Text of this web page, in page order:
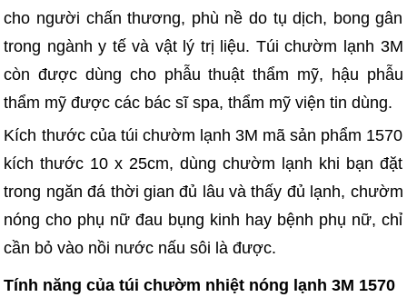
cho người chấn thương, phù nề do tụ dịch, bong gân
trong ngành y tế và vật lý trị liệu. Túi chườm lạnh 3M
còn được dùng cho phẫu thuật thẩm mỹ, hậu phẫu
thẩm mỹ được các bác sĩ spa, thẩm mỹ viện tin dùng.
Kích thước của túi chườm lạnh 3M mã sản phẩm 1570
kích thước 10 x 25cm, dùng chườm lạnh khi bạn đặt
trong ngăn đá thời gian đủ lâu và thấy đủ lạnh, chườm
nóng cho phụ nữ đau bụng kinh hay bệnh phụ nữ, chỉ
cần bỏ vào nồi nước nấu sôi là được.
Tính năng của túi chườm nhiệt nóng lạnh 3M 1570